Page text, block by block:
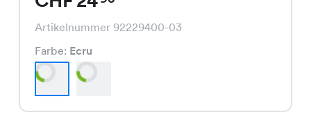
Artikelnummer 92229400-03
Farbe: Ecru